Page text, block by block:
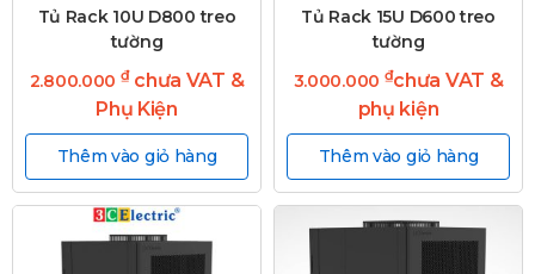
Tủ Rack 10U D800 treo
tường
2.800.000 ₫chưa VAT &
Phụ Kiện
Thêm vào giỏ hàng
Tủ Rack 15U D600 treo
tường
3.000.000 ₫chưa VAT &
phụ kiện
Thêm vào giỏ hàng